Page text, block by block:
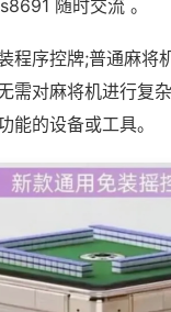
随时交流 。
程序控牌;普通麻将
需对麻将机进行复
能的设备或工具。